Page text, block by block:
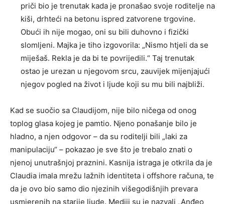
priči bio je trenutak kada je pronašao svoje roditelje na
kiši, drhteći na betonu ispred zatvorene trgovine.
Obući ih nije mogao, oni su bili duhovno i fizički
slomljeni. Majka je tiho izgovorila: „Nismo htjeli da se
miješaš. Rekla je da bi te povrijedili.“ Taj trenutak
ostao je urezan u njegovom srcu, zauvijek mijenjajući
njegov pogled na život i ljude koji su mu bili najbliži.
Kad se suočio sa Claudijom, nije bilo ničega od onog
toplog glasa kojeg je pamtio. Njeno ponašanje bilo je
hladno, a njen odgovor – da su roditelji bili „laki za
manipulaciju“ – pokazao je sve što je trebalo znati o
njenoj unutrašnjoj praznini. Kasnija istraga je otkrila da je
Claudia imala mrežu lažnih identiteta i offshore računa, te
da je ovo bio samo dio njezinih višegodišnjih prevara
usmjerenih na starije ljude. Mediji su je nazvali „Anđeo